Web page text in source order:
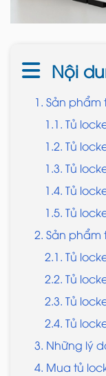
Nội
1. Sản phẩm
1.1. Tủ
1.2. Tủ
1.3. Tủ
1.4. Tủ
1.5. Tủ
2. Sản
2.1. Tủ
2.2. Tủ
2.3. Tủ
2.4. Tủ
3. Những lý
4. Mua tủ